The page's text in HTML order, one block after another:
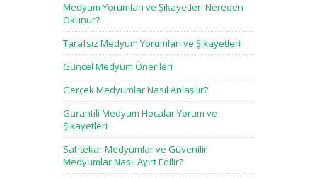
Medyum Yorumları ve Şikayetleri Nereden
Okunur?
Tarafsız Medyum Yorumları ve Şikayetleri
Güncel Medyum Önerileri
Gerçek Medyumlar Nasıl Anlaşılır?
Garantili Medyum Hocalar Yorum ve
Şikayetleri
Sahtekar Medyumlar ve Güvenilir
Medyumlar Nasıl Ayırt Edilir?